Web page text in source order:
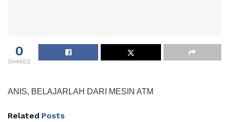
0
SHARES
ANIS, BELAJARLAH DARI MESIN ATM
Related Posts